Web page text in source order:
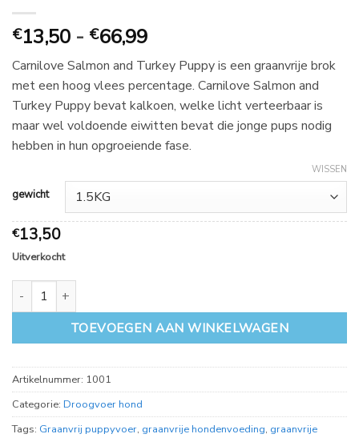
€13,50 - €66,99Prijsklasse:
€
13,50
tot
€
66,99
Carnilove Salmon and Turkey Puppy is een graanvrije brok
met een hoog vlees percentage. Carnilove Salmon and
Turkey Puppy bevat kalkoen, welke licht verteerbaar is
maar wel voldoende eiwitten bevat die jonge pups nodig
hebben in hun opgroeiende fase.
gewicht
WISSEN
€13,50
Uitverkocht
Carnilove Salmon and Turkey Puppy aantal
TOEVOEGEN AAN WINKELWAGEN
Artikelnummer: 1001
Categorie: Droogvoer hond
Tags: Graanvrij puppyvoer, graanvrije hondenvoeding, graanvrije